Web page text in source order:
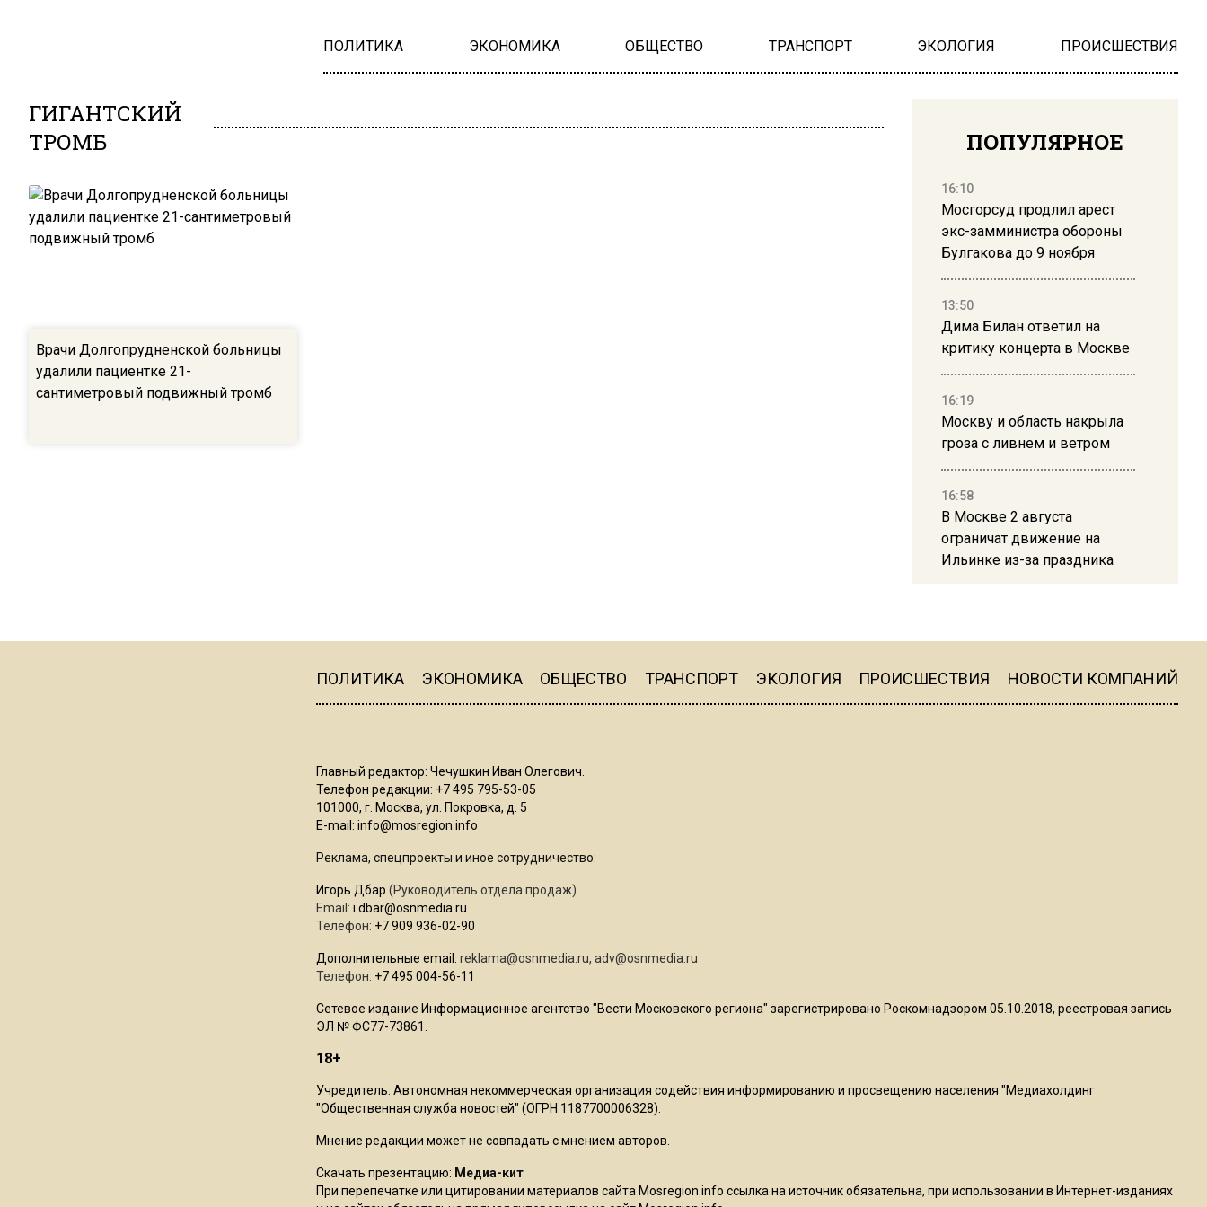
ПОЛИТИКА ЭКОНОМИКА ОБЩЕСТВО ТРАНСПОРТ ЭКОЛОГИЯ ПРОИСШЕСТВИЯ
ГИГАНТСКИЙ
ТРОМБ
Врачи Долгопрудненской больницы
удалили пациентке 21-
сантиметровый подвижный тромб
ПОПУЛЯРНОЕ
16:10
Мосгорсуд продлил арест
экс-замминистра обороны
Булгакова до 9 ноября
13:50
Дима Билан ответил на
критику концерта в Москве
16:19
Москву и область накрыла
гроза с ливнем и ветром
16:58
В Москве 2 августа
ограничат движение на
Ильинке из-за праздника
Telegram после обвинений
Роман Терюшков назвал
ПОЛИТИКА ЭКОНОМИКА ОБЩЕСТВО ТРАНСПОРТ ЭКОЛОГИЯ ПРОИСШЕСТВИЯ НОВОСТИ КОМПАНИЙ
Главный редактор: Чечушкин Иван Олегович.
Телефон редакции: +7 495 795-53-05
101000, г. Москва, ул. Покровка, д. 5
E-mail: info@mosregion.info
Реклама, спецпроекты и иное сотрудничество:
Игорь Дбар (Руководитель отдела продаж)
Email: i.dbar@osnmedia.ru
Телефон: +7 909 936-02-90
Дополнительные email: reklama@osnmedia.ru, adv@osnmedia.ru
Телефон: +7 495 004-56-11
Сетевое издание Информационное агентство "Вести Московского региона" зарегистрировано Роскомнадзором 05.10.2018, реестровая запись
ЭЛ № ФС77-73861.
18+
Учредитель: Автономная некоммерческая организация содействия информированию и просвещению населения "Медиахолдинг
"Общественная служба новостей" (ОГРН 1187700006328).
Мнение редакции может не совпадать с мнением авторов.
Скачать презентацию: Медиа-кит
При перепечатке или цитировании материалов сайта Mosregion.info ссылка на источник обязательна, при использовании в Интернет-изданиях